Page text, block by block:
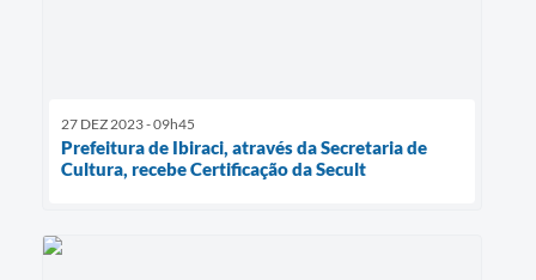
27 DEZ 2023 - 09h45
Prefeitura de Ibiraci, através da Secretaria de
Cultura, recebe Certificação da Secult